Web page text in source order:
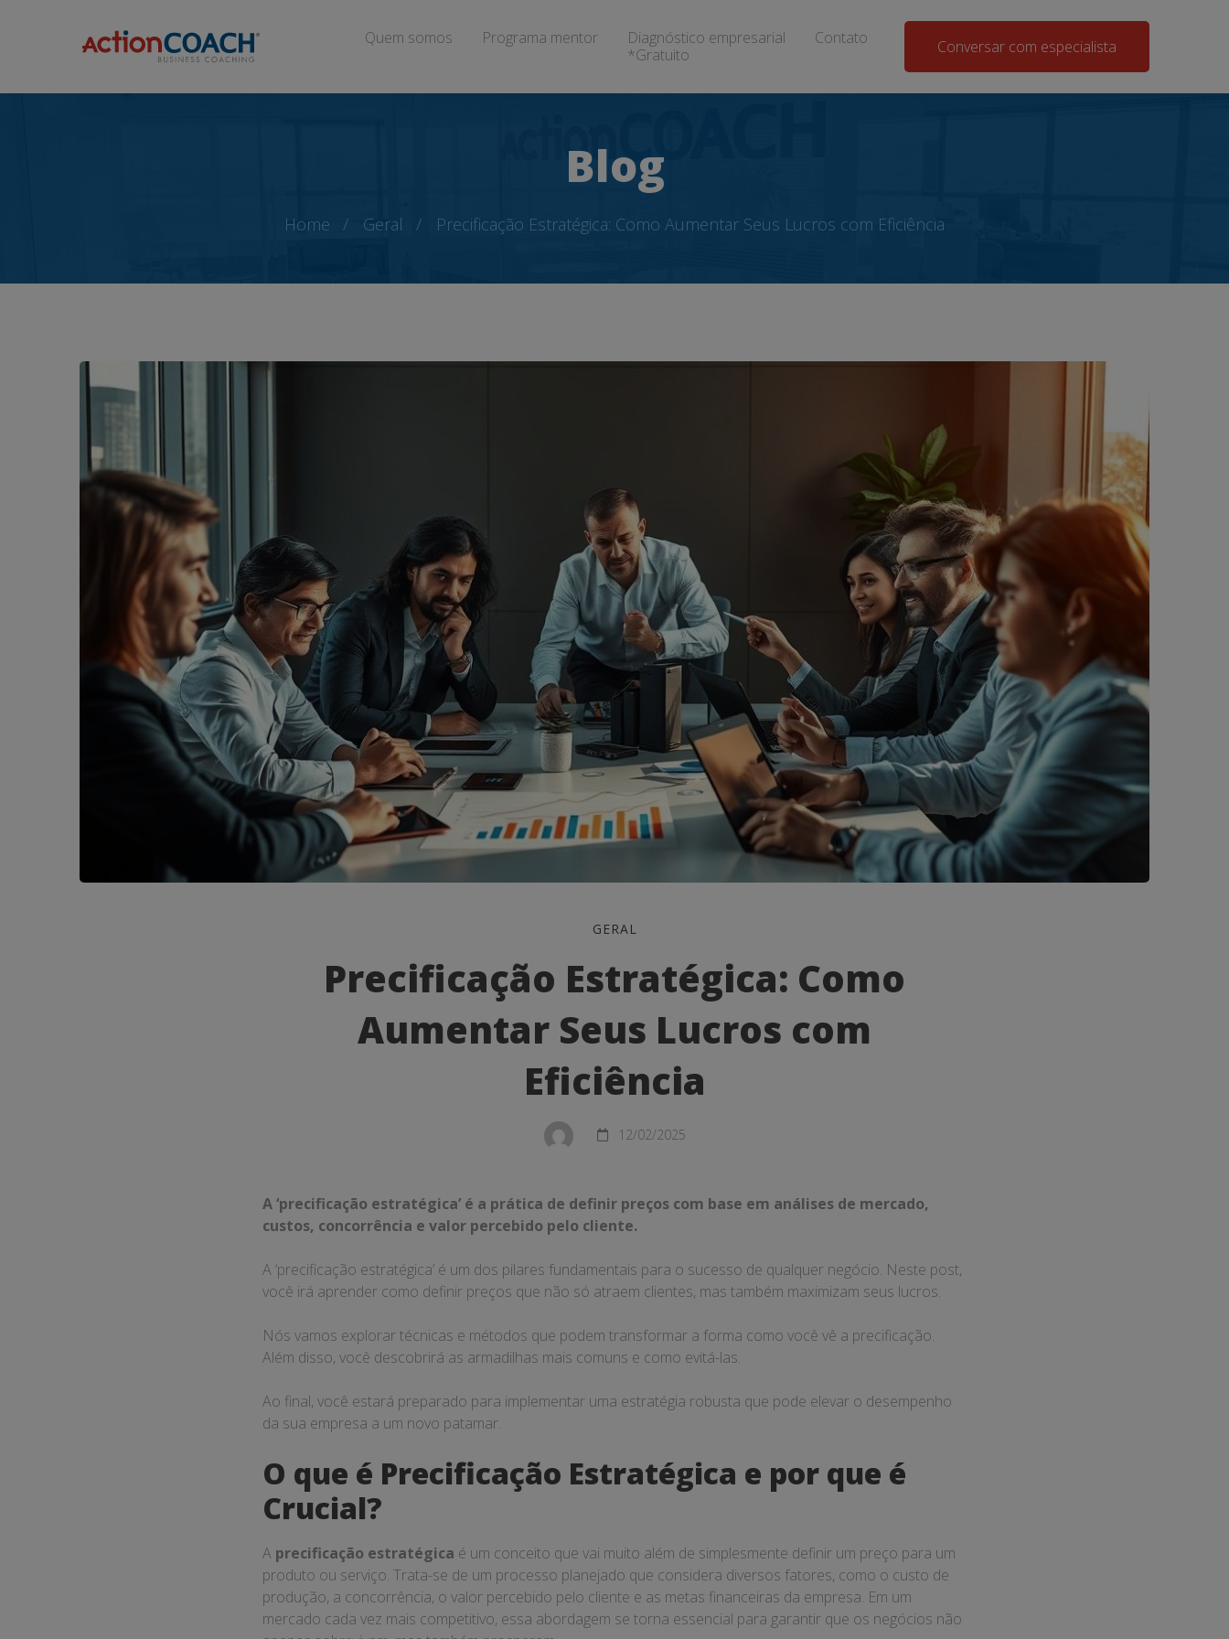
Quem somos Programa mentor
Diagnóstico empresarial
*Gratuito
Contato Conversar com especialista
Blog
Home Geral Precificação Estratégica: Como Aumentar Seus Lucros com Eficiência
Estratégica:
Como
Aumentar
GERAL
Precificação Estratégica: Como
Aumentar Seus Lucros com
Eficiência
12/02/2025
A ‘precificação estratégica’ é a prática de definir preços com base em análises de mercado,
custos, concorrência e valor percebido pelo cliente.
A ‘precificação estratégica’ é um dos pilares fundamentais para o sucesso de qualquer negócio. Neste post,
você irá aprender como definir preços que não só atraem clientes, mas também maximizam seus lucros.
Nós vamos explorar técnicas e métodos que podem transformar a forma como você vê a precificação.
Além disso, você descobrirá as armadilhas mais comuns e como evitá-las.
Ao final, você estará preparado para implementar uma estratégia robusta que pode elevar o desempenho
da sua empresa a um novo patamar.
O que é Precificação Estratégica e por que é
Crucial?
A precificação estratégica é um conceito que vai muito além de simplesmente definir um preço para um
produto ou serviço. Trata-se de um processo planejado que considera diversos fatores, como o custo de
produção, a concorrência, o valor percebido pelo cliente e as metas financeiras da empresa. Em um
mercado cada vez mais competitivo, essa abordagem se torna essencial para garantir que os negócios não